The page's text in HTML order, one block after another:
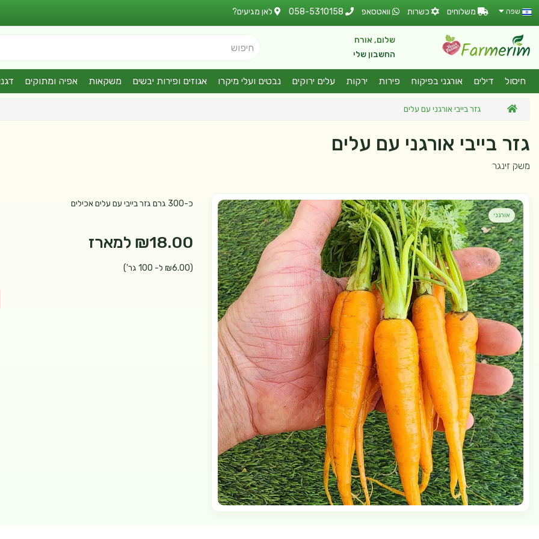
שפה משלוחים כשרות וואטסאפ 058-5310158 לאן מגיעים?
שלום, אורח
החשבון שלי
חיפוש
חיסול דילים אורגני בפיקוח פירות ירקות עלים ירוקים נבטים ועלי מיקרו אגוזים ופירות יבשים משקאות אפיה ומתוקים
גזר בייבי אורגני עם עלים
גזר בייבי אורגני עם עלים
משק זינגר
אורגני
כ-300 גרם גזר בייבי עם עלים אכילים
₪18.00 למארז
(₪6.00 ל- 100 גר')